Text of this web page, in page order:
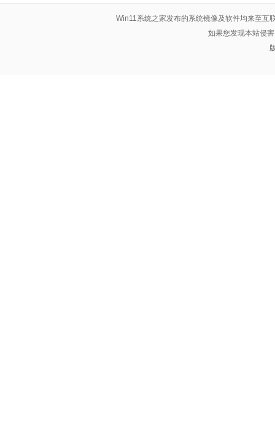
Win11系统之家发布的系统镜像及软件均来至互
如果您发现本站侵